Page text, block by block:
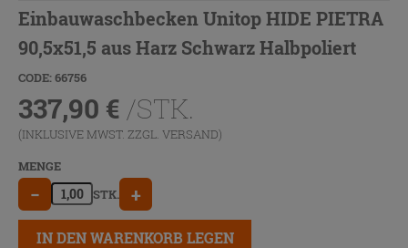
Einbauwaschbecken Unitop HIDE PIETRA
90,5x51,5 aus Harz Schwarz Halbpoliert
CODE: 66756
337,90 € /STK.
(INKLUSIVE MWST. ZZGL. VERSAND)
MENGE
− STK. +
IN DEN WARENKORB LEGEN